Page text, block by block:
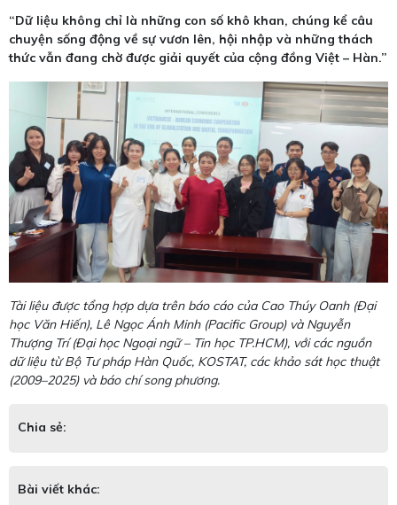
“Dữ liệu không chỉ là những con số khô khan, chúng kể câu
chuyện sống động về sự vươn lên, hội nhập và những thách
thức vẫn đang chờ được giải quyết của cộng đồng Việt – Hàn.”
Tài liệu được tổng hợp dựa trên báo cáo của Cao Thúy Oanh (Đại
học Văn Hiến), Lê Ngọc Ánh Minh (Pacific Group) và Nguyễn
Thượng Trí (Đại học Ngoại ngữ – Tin học TP.HCM), với các nguồn
dữ liệu từ Bộ Tư pháp Hàn Quốc, KOSTAT, các khảo sát học thuật
(2009–2025) và báo chí song phương.
Chia sẻ:
Bài viết khác: